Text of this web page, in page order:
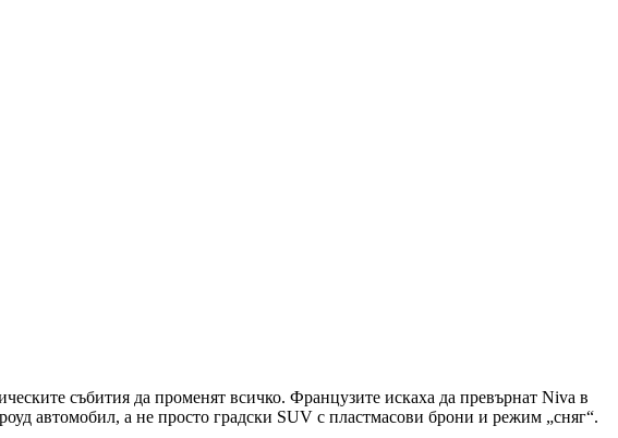
събития да променят всичко. Французите искаха да превърнат Niva в
автомобил, а не просто градски SUV с пластмасови брони и режим „сняг“.